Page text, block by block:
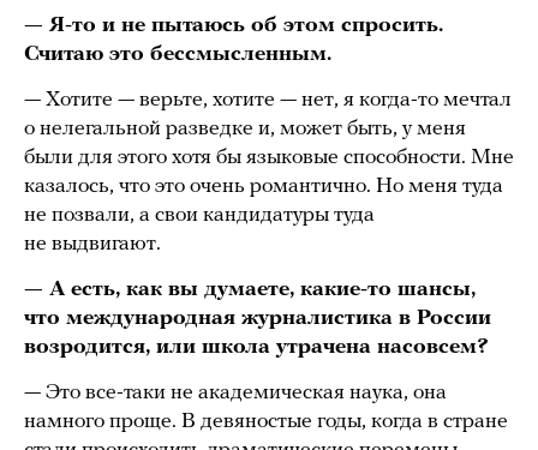
— Я-то и не пытаюсь об этом спросить.
Считаю это бессмысленным.
— Хотите — верьте, хотите — нет, я когда-то мечтал
о нелегальной разведке и, может быть, у меня
были для этого хотя бы языковые способности. Мне
казалось, что это очень романтично. Но меня туда
не позвали, а свои кандидатуры туда
не выдвигают.
— А есть, как вы думаете, какие-то шансы,
что международная журналистика в России
возродится, или школа утрачена насовсем?
— Это все-таки не академическая наука, она
намного проще. В девяностые годы, когда в стране